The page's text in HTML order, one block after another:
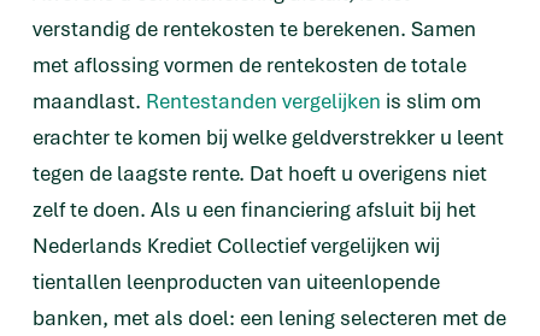
verstandig de rentekosten te berekenen. Samen
met aflossing vormen de rentekosten de totale
maandlast. Rentestanden vergelijken is slim om
erachter te komen bij welke geldverstrekker u leent
tegen de laagste rente. Dat hoeft u overigens niet
zelf te doen. Als u een financiering afsluit bij het
Nederlands Krediet Collectief vergelijken wij
tientallen leenproducten van uiteenlopende
banken, met als doel: een lening selecteren met de